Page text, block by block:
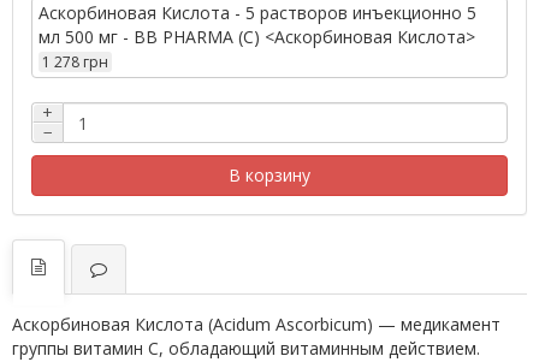
Аскорбиновая Кислота - 5 растворов инъекционно 5
мл 500 мг - BB PHARMA (С) <Аскорбиновая Кислота>
1 278 грн
+
−
В корзину
Аскорбиновая Кислота (Acidum Ascorbicum) — медикамент
группы витамин C, обладающий витаминным действием.